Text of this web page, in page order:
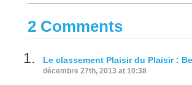
2 Comments
Le classement Plaisir du Plaisir :
décembre 27th, 2013 at 10:38